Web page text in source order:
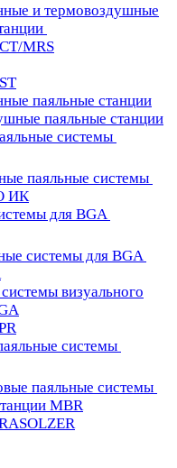
и термовоздушные
MRS
паяльные станции
паяльные станции
системы
паяльные системы
ИК
для BGA
системы для BGA
визуального
системы
паяльные системы
MBR